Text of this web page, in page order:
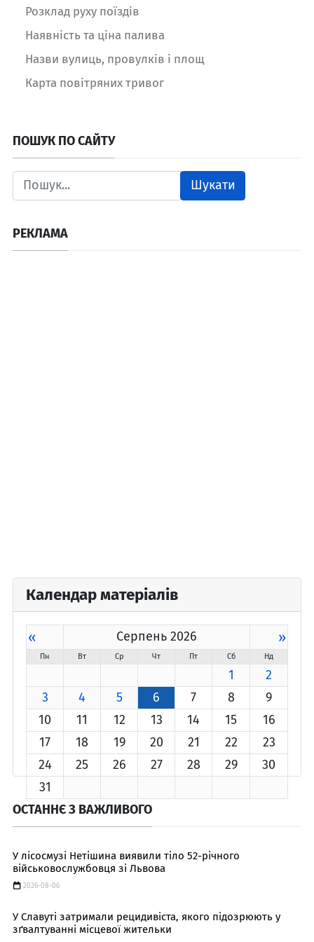
Розклад руху поїздів
Наявність та ціна палива
Назви вулиць, провулків і площ
Карта повітряних тривог
ПОШУК ПО САЙТУ
Шукати
РЕКЛАМА
Календар матеріалів
« Серпень 2026 »
Пн Вт Ср Чт Пт Сб Нд
1
2
3
4 5 6 7 8
9
10
11 12 13 14 15
16
17
18 19 20 21 22
23
24
25 26 27 28 29
30
31
ОСТАННЄ З ВАЖЛИВОГО
У лісосмузі Нетішина виявили тіло 52-річного
військовослужбовця зі Львова
2026-08-06
У Славуті затримали рецидивіста, якого підозрюють у
зґвалтуванні місцевої жительки